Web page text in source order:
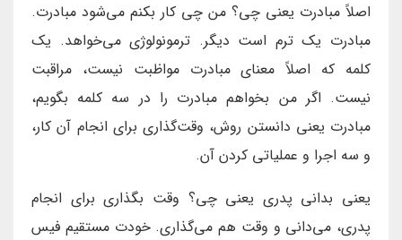
اصلاً مبادرت یعنی چی؟ من چی کار بکنم می‌شود مبادرت.
مبادرت یک ترم است دیگر. ترمونولوژی می‌خواهد. یک
کلمه که اصلاً معنای مبادرت مواظبت نیست، مراقبت
نیست. اگر من بخواهم مبادرت را در سه کلمه بگویم،
مبادرت یعنی دانستن روش، وقت‌گذاری برای انجام آن کار،
و سه اجرا و عملیاتی کردن آن.
یعنی بدانی پدری یعنی چی؟ وقت بگذاری برای انجام
پدری، می‌دانی و وقت هم می‌گذاری. خودت مستقیم فیس